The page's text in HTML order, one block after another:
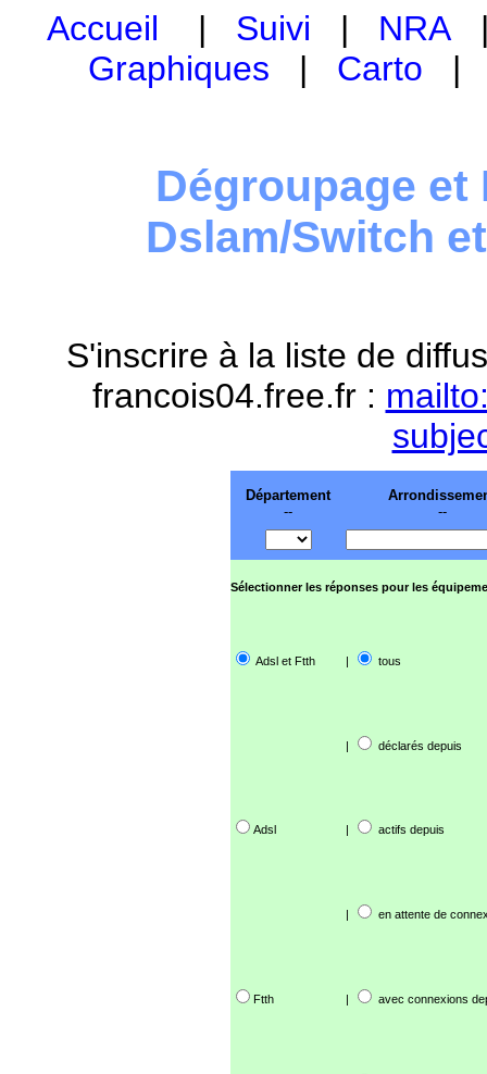
Accueil | Suivi | NRA
Graphiques | Carto
Dégroupage et
Dslam/Switch
S'inscrire à la liste de
francois04.free.fr :
Département
--
--
Sélectionner les réponses pour les
Adsl et Ftth | tous
| déclarés depuis
Adsl | actifs depuis
| en attente de
Ftth | avec connexions